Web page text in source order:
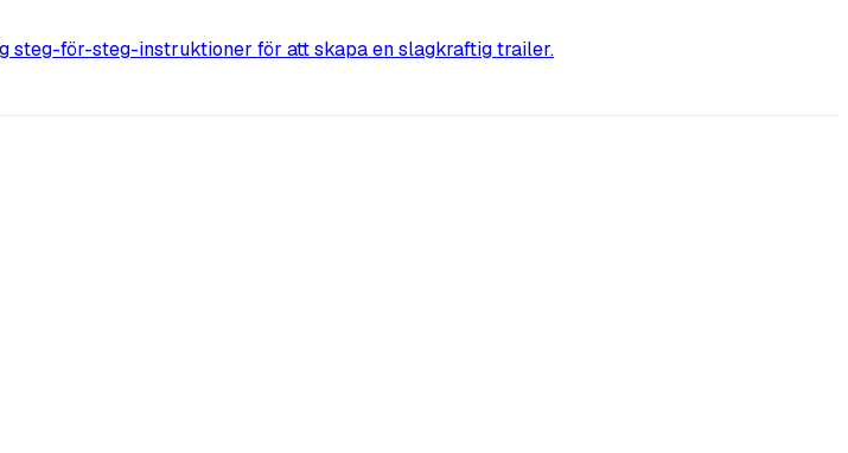
steg-för-steg-instruktioner för att skapa en slagkraftig trailer.